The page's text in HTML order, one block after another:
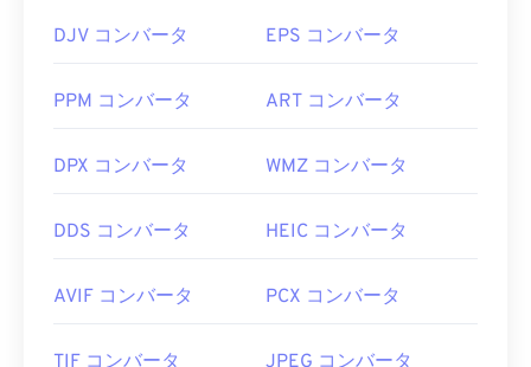
DJV コンバータ EPS コンバータ
PPM コンバータ ART コンバータ
DPX コンバータ WMZ コンバータ
DDS コンバータ HEIC コンバータ
AVIF コンバータ PCX コンバータ